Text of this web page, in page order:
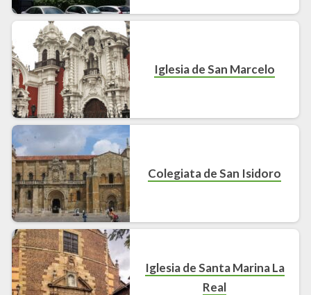
Iglesia de San Marcelo
Colegiata de San Isidoro
Iglesia de Santa Marina La
Real